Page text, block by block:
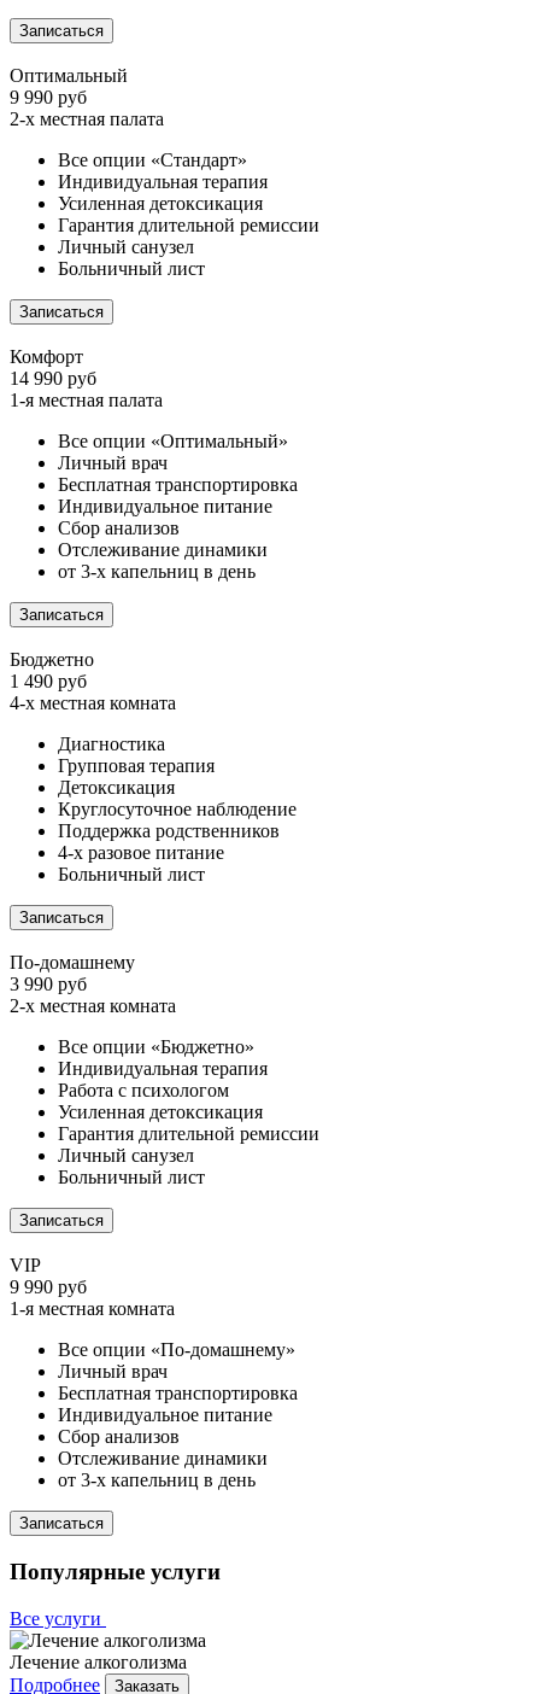
Записаться
Оптимальный
9 990 руб
2-х местная палата
Все опции «Стандарт»
Индивидуальная терапия
Усиленная детоксикация
Гарантия длительной ремиссии
Личный санузел
Больничный лист
Записаться
Комфорт
14 990 руб
1-я местная палата
Все опции «Оптимальный»
Личный врач
Бесплатная транспортировка
Индивидуальное питание
Сбор анализов
Отслеживание динамики
от 3-х капельниц в день
Записаться
Бюджетно
1 490 руб
4-х местная комната
Диагностика
Групповая терапия
Детоксикация
Круглосуточное наблюдение
Поддержка родственников
4-х разовое питание
Больничный лист
Записаться
По-домашнему
3 990 руб
2-х местная комната
Все опции «Бюджетно»
Индивидуальная терапия
Работа с психологом
Усиленная детоксикация
Гарантия длительной ремиссии
Личный санузел
Больничный лист
Записаться
VIP
9 990 руб
1-я местная комната
Все опции «По-домашнему»
Личный врач
Бесплатная транспортировка
Индивидуальное питание
Сбор анализов
Отслеживание динамики
от 3-х капельниц в день
Записаться
Популярные услуги
Все услуги
Лечение алкоголизма
Подробнее
Заказать